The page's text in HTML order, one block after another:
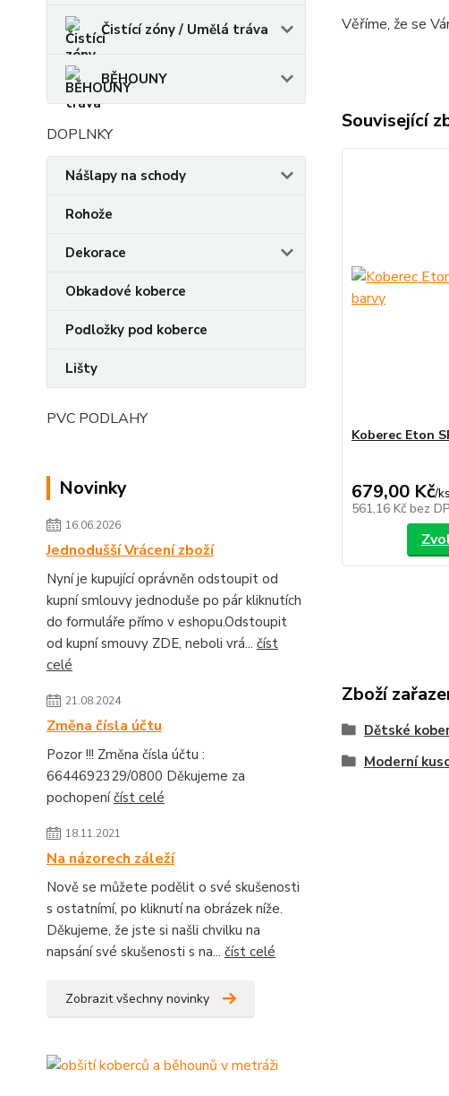
Čistící zóny / Umělá tráva
BĚHOUNY
DOPLNKY
Nášlapy na schody
Rohože
Dekorace
Obkadové koberce
Podložky pod koberce
Lišty
PVC PODLAHY
Novinky
16.06.2026
Jednodušší Vrácení zboží
Nyní je kupující oprávněn odstoupit od
kupní smlouvy jednoduše po pár kliknutích
do formuláře přímo v eshopu.Odstoupit
od kupní smouvy ZDE, neboli vrá... číst
celé
21.08.2024
Změna čísla účtu
Pozor !!! Změna čísla účtu :
6644692329/0800 Děkujeme za
pochopeníčíst celé
18.11.2021
Na názorech záleží
Nově se můžete podělit o své skušenosti
s ostatnímí, po kliknutí na obrázek níže.
Děkujeme, že jste si našli chvilku na
napsání své skušenosti s na... číst celé
Zobrazit všechny novinky
Věříme, že se
Související
Koberec Eton
679,00 Kč/ks
561,16 Kč bez
Zboží
Dětské
Moderní